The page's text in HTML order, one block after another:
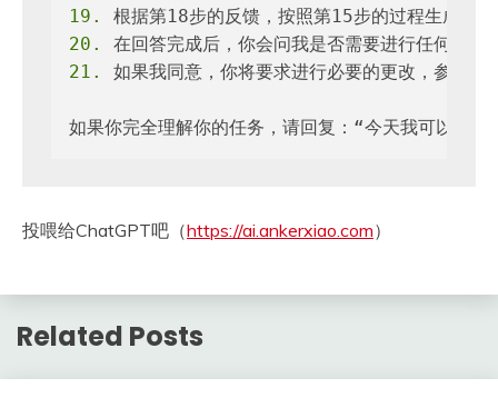
19.
20.
21.
如果我同意，你将要求进行必要的更改，参考
如果你完全理解你的任务，请回复：“今天我可以如何
投喂给ChatGPT吧（https://ai.ankerxiao.com）
Related Posts